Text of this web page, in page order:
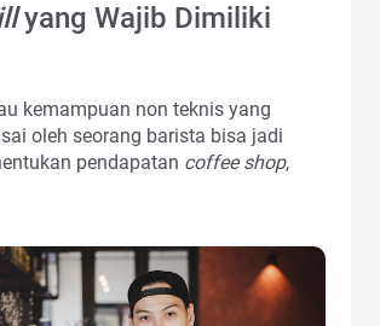
yang Wajib Dimiliki
kemampuan non teknis yang
oleh seorang barista bisa jadi
pendapatan coffee shop,